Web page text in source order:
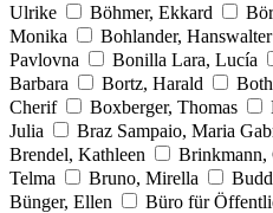
Ulrike
Böhmer, Ekkard
Monika
Bohlander, Hanswalter
Pavlovna
Bonilla Lara, Lucía
Barbara
Bortz, Harald
Cherif
Boxberger, Thomas
Julia
Braz Sampaio, Maria
Brendel, Kathleen
Brinkmann,
Telma
Bruno, Mirella
Bünger, Ellen
Büro für